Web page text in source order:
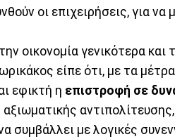
οι επιχειρήσεις, για να
οικονομία γενικότερα
είπε ότι, με τα
εφικτή η επιστροφή σε
συμβάλλει με λογικές